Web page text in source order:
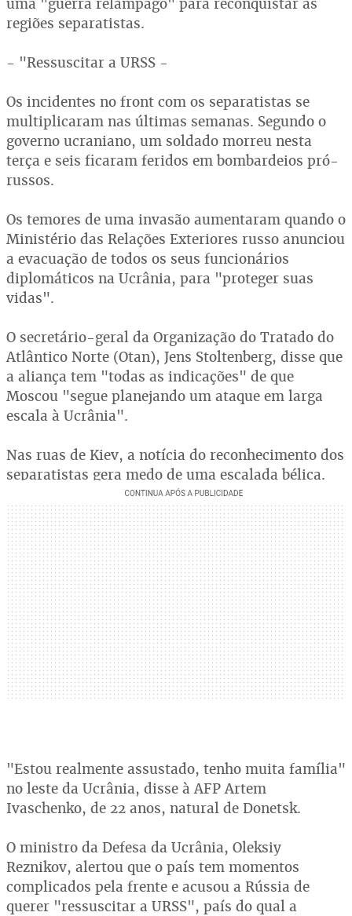
regiões separatistas.
- "Ressuscitar a URSS -
Os incidentes no front com os separatistas se
multiplicaram nas últimas semanas. Segundo o
governo ucraniano, um soldado morreu nesta
terça e seis ficaram feridos em bombardeios pró-
russos.
Os temores de uma invasão aumentaram quando o
Ministério das Relações Exteriores russo anunciou
a evacuação de todos os seus funcionários
diplomáticos na Ucrânia, para "proteger suas
vidas".
O secretário-geral da Organização do Tratado do
Atlântico Norte (Otan), Jens Stoltenberg, disse que
a aliança tem "todas as indicações" de que
Moscou "segue planejando um ataque em larga
escala à Ucrânia".
Nas ruas de Kiev, a notícia do reconhecimento dos
separatistas gera medo de uma escalada bélica.
"Estou realmente assustado, tenho muita família"
no leste da Ucrânia, disse à AFP Artem
Ivaschenko, de 22 anos, natural de Donetsk.
O ministro da Defesa da Ucrânia, Oleksiy
Reznikov, alertou que o país tem momentos
complicados pela frente e acusou a Rússia de
querer "ressuscitar a URSS", país do qual a